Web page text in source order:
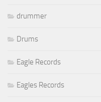
drummer
Drums
Eagle Records
Eagles Records